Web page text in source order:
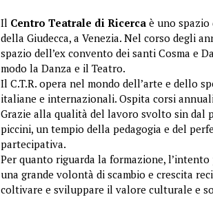
Il Centro Teatrale di Ricerca è uno spazio
della Giudecca, a Venezia. Nel corso degli
spazio dell’ex convento dei santi Cosma e
modo la Danza e il Teatro.
Il C.T.R. opera nel mondo dell’arte e dello
italiane e internazionali. Ospita corsi
Grazie alla qualità del lavoro svolto sin dal
piccini, un tempio della pedagogia e del
partecipativa.
Per quanto riguarda la formazione,
una grande volontà di scambio e crescita
coltivare e sviluppare il valore culturale e